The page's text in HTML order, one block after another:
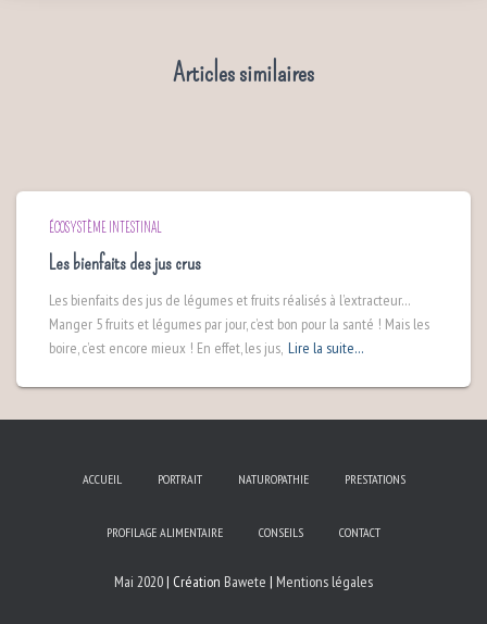
Articles similaires
ÉCOSYSTÈME INTESTINAL
Les bienfaits des jus crus
Les bienfaits des jus de légumes et fruits réalisés à l’extracteur…
Manger 5 fruits et légumes par jour, c’est bon pour la santé ! Mais les
boire, c’est encore mieux ! En effet, les jus, Lire la suite…
ACCUEIL PORTRAIT NATUROPATHIE PRESTATIONS
PROFILAGE ALIMENTAIRE CONSEILS CONTACT
Mai 2020 | Création Bawete | Mentions légales